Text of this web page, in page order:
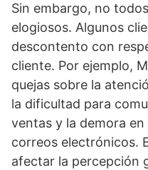
Sin embargo, no
elogiosos. Algunos
descontento con
cliente. Por ejemplo,
quejas sobre la
la dificultad para
ventas y la demora
correos electrónicos.
afectar la percepción